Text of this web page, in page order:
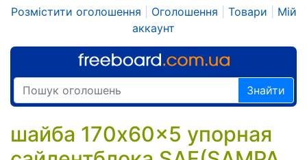
Розмістити оголошення Оголошення Товари
Мій
аккаунт
Знайти
шайба 170x60x5 упорная